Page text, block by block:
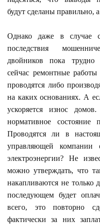
будут сделаны правильно,
Однако даже в случае
последствия
двойников пока трудно
сейчас ремонтные
проводятся либо
на каких основаниях. А
ускоряется износ
нормативное состояние
Проводятся ли в
управляющей компании
электроэнергии? Не
можно утверждать, что
накапливаются не
последующем будет
всего, это повторно
фактически за них